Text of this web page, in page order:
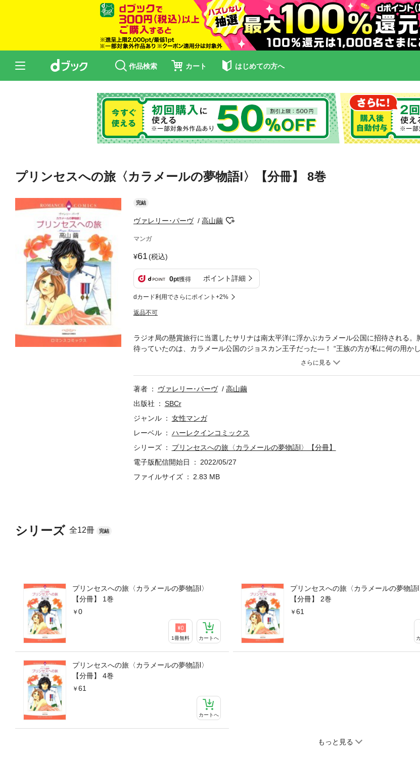
作品検索 カート はじめての方へ
プリンセスへの旅〈カラメールの夢物語Ⅰ〉【分冊】 8巻
完結
ヴァレリー･パーヴ 高山繭
マンガ
61(税込)
0pt獲得 ポイント詳細
dカード利用でさらにポイント+2%
返品不可
シリーズ 全12冊 完結
プリンセスへの旅〈カラメールの夢物語Ⅰ〉
【分冊】 1巻
0
1冊無料 カートへ
プリンセスへの旅〈カラメールの夢物語Ⅰ
【分冊】 2巻
61
プリンセスへの旅〈カラメールの夢物語Ⅰ〉
【分冊】 4巻
61
カートへ
もっと見る
ラジオ局の懸賞旅行に当選したサリナは南太平洋に浮かぶカラメール公国に招待される。
待っていたのは、カラメール公国のジョスカン王子だった―！ “王族の方が私に何の用かし
を尋ねるサリナに、王子は衝撃の事実を告げる。 「君はこの国の王女。今、僕たちには君
著者 ヴァレリー･パーヴ
高山繭
出版社
SBCr
ジャンル
女性マンガ
レーベル
ハーレクインコミックス
シリーズ
プリンセスへの旅〈カラメールの夢物語Ⅰ〉【分冊】
電子版配信開始日
2022/05/27
ファイルサイズ
2.83 MB